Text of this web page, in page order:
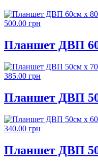
500.00 грн
Планшет ДВП
385.00 грн
Планшет ДВП
340.00 грн
Планшет ДВП